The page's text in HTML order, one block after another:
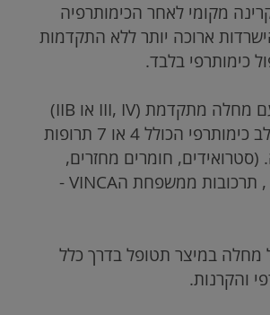
מקומי לאחר הכימותרפיה
ארוכה יותר ללא התקדמות
כימותרפי בלבד.
אלו שאובחנו עם מחלה מתקדמת (III, IV או IIB)
מטופלים במשלב כימותרפי הכולל 4 או 7 תרופות
(סטרואידים, חומרים מחזרים,
אנתרציקלינים , תרכובות ממשפחת הVINCA -
מחלה במיצר תטופל בדרך כלל
והקרנות.